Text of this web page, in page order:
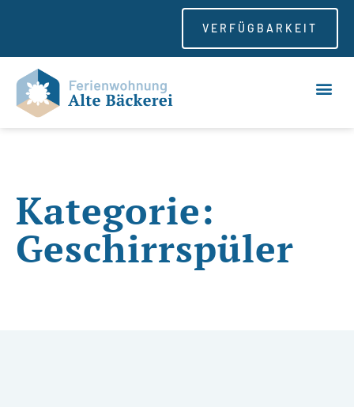
VERFÜGBARKEIT
Kategorie:
Geschirrspüler